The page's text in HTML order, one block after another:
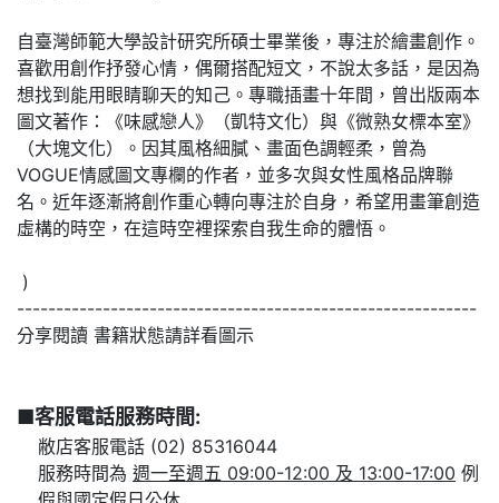
自臺灣師範大學設計研究所碩士畢業後，專注於繪畫創作。
喜歡用創作抒發心情，偶爾搭配短文，不說太多話，是因為
想找到能用眼睛聊天的知己。專職插畫十年間，曾出版兩本
圖文著作：《味感戀人》（凱特文化）與《微熟女標本室》
（大塊文化）。因其風格細膩、畫面色調輕柔，曾為
VOGUE情感圖文專欄的作者，並多次與女性風格品牌聯
名。近年逐漸將創作重心轉向專注於自身，希望用畫筆創造
虛構的時空，在這時空裡探索自我生命的體悟。
)
-----------------------------------------------------------
分享閱讀 書籍狀態請詳看圖示
■客服電話服務時間:
敝店客服電話 (02) 85316044
服務時間為 週一至週五 09:00-12:00 及 13:00-17:00 例